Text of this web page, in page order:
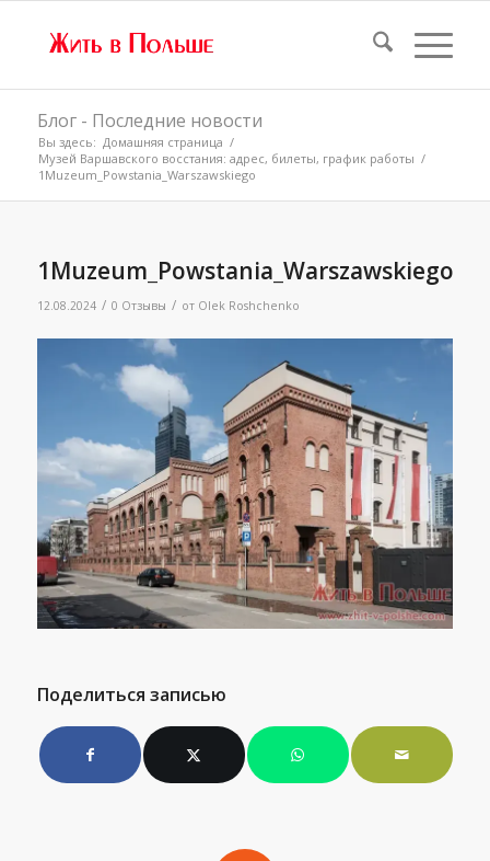
Блог - Последние новости
Вы здесь: Домашняя страница /
Музей Варшавского восстания: адрес, билеты, график работы /
1Muzeum_Powstania_Warszawskiego
1Muzeum_Powstania_Warszawskiego
12.08.2024 / 0 Отзывы / от Olek Roshchenko
Поделиться записью